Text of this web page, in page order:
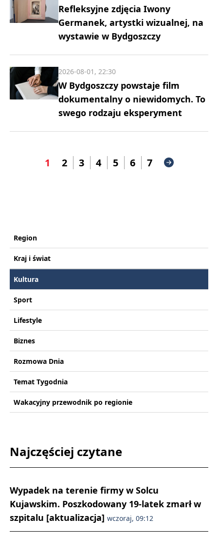
Refleksyjne zdjęcia Iwony
Germanek, artystki wizualnej, na
wystawie w Bydgoszczy
W Bydgoszczy powstaje film
dokumentalny o niewidomych. To
swego rodzaju eksperyment
2026-08-01, 22:30
1 2 3 4 5 6 7
Region
Kraj i świat
Kultura
Sport
Lifestyle
Biznes
Rozmowa Dnia
Temat Tygodnia
Wakacyjny przewodnik po regionie
Najczęściej czytane
Wypadek na terenie firmy w Solcu
Kujawskim. Poszkodowany 19-latek zmarł w
szpitalu [aktualizacja] wczoraj, 09:12